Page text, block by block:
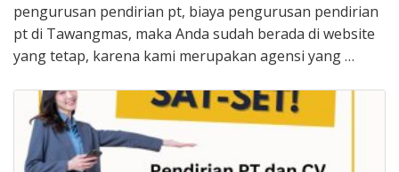
pengurusan pendirian pt, biaya pengurusan pendirian
pt di Tawangmas, maka Anda sudah berada di website
yang tetap, karena kami merupakan agensi yang …